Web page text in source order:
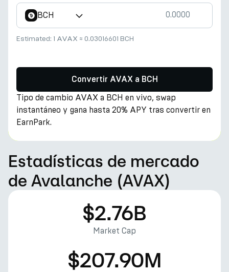
BCH
Estimated: 1 AVAX ≈ 0.03016601 BCH
Convertir AVAX a BCH
Tipo de cambio AVAX a BCH en vivo, swap
instantáneo y gana hasta 20% APY tras convertir en
EarnPark.
Estadísticas de mercado
de Avalanche (AVAX)
$2.76B
Market Cap
$207.90M